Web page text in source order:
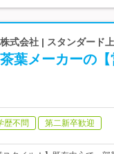
式会社 | スタンダード
葉メーカーの
歴不問 第二新卒歓迎